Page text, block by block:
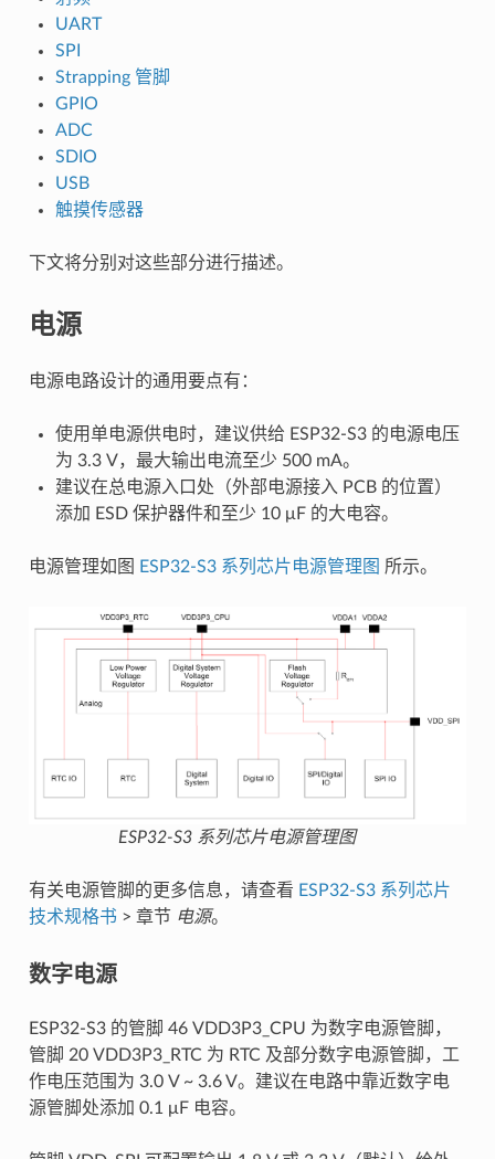
UART
SPI
Strapping 管脚
GPIO
ADC
SDIO
USB
触摸传感器
下文将分别对这些部分进行描述。
电源
电源电路设计的通用要点有：
使用单电源供电时，建议供给 ESP32-S3 的电源电压
为 3.3 V，最大输出电流至少 500 mA。
建议在总电源入口处（外部电源接入 PCB 的位置）
添加 ESD 保护器件和至少 10 μF 的大电容。
电源管理如图 ESP32-S3 系列芯片电源管理图 所示。
ESP32-S3 系列芯片电源管理图
有关电源管脚的更多信息，请查看 ESP32-S3 系列芯片
技术规格书 > 章节 电源。
数字电源
ESP32-S3 的管脚 46 VDD3P3_CPU 为数字电源管脚，
管脚 20 VDD3P3_RTC 为 RTC 及部分数字电源管脚，工
作电压范围为 3.0 V ~ 3.6 V。建议在电路中靠近数字电
源管脚处添加 0.1 μF 电容。